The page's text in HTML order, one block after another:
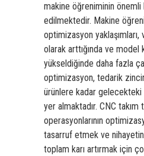
makine öğreniminin önemli
edilmektedir. Makine
optimizasyon yaklaşımları,
olarak arttığında ve model
yükseldiğinde daha fazla
optimizasyon, tedarik
ürünlere kadar
yer almaktadır. CNC takım
operasyonlarının
tasarruf etmek ve
toplam karı artırmak için